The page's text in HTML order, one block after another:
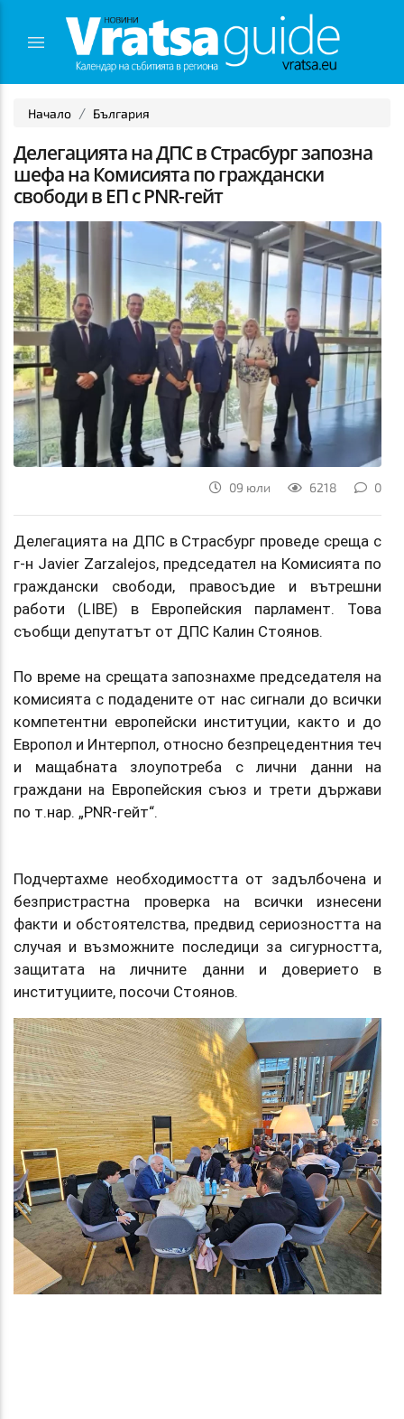
Начало България
Делегацията на ДПС в Страсбург запозна
шефа на Комисията по граждански
свободи в ЕП с PNR-гейт
09 юли 6218 0
Делегацията на ДПС в Страсбург проведе среща с
г-н Javier Zarzalejos, председател на Комисията по
граждански свободи, правосъдие и вътрешни
работи (LIBE) в Европейския парламент. Това
съобщи депутатът от ДПС Калин Стоянов.
По време на срещата запознахме председателя на
комисията с подадените от нас сигнали до всички
компетентни европейски институции, както и до
Европол и Интерпол, относно безпрецедентния теч
и мащабната злоупотреба с лични данни на
граждани на Европейския съюз и трети държави
по т.нар. „PNR-гейт“.
Подчертахме необходимостта от задълбочена и
безпристрастна проверка на всички изнесени
факти и обстоятелства, предвид сериозността на
случая и възможните последици за сигурността,
защитата на личните данни и доверието в
институциите, посочи Стоянов.